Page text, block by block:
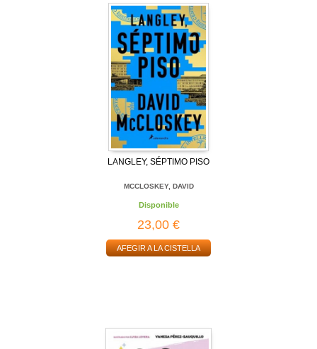
LANGLEY, SÉPTIMO PISO
MCCLOSKEY, DAVID
Disponible
23,00 €
AFEGIR A LA CISTELLA